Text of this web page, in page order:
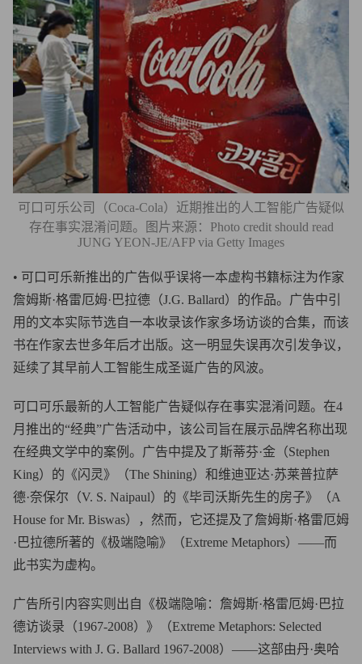
可口可乐公司（Coca-Cola）近期推出的人工智能广告疑似
存在事实混淆问题。图片来源：Photo credit should read
JUNG YEON-JE/AFP via Getty Images
• 可口可乐新推出的广告似乎误将一本虚构书籍标注为作家
詹姆斯·格雷厄姆·巴拉德（J.G. Ballard）的作品。广告中引
用的文本实际节选自一本收录该作家多场访谈的合集，而该
书在作家去世多年后才出版。这一明显失误再次引发争议，
延续了其早前人工智能生成圣诞广告的风波。
可口可乐最新的人工智能广告疑似存在事实混淆问题。在4
月推出的“经典”广告活动中，该公司旨在展示品牌名称出现
在经典文学中的案例。广告中提及了斯蒂芬·金（Stephen
King）的《闪灵》（The Shining）和维迪亚达·苏莱普拉萨
德·奈保尔（V. S. Naipaul）的《毕司沃斯先生的房子》（A
House for Mr. Biswas），然而，它还提及了詹姆斯·格雷厄姆
·巴拉德所著的《极端隐喻》（Extreme Metaphors）——而
此书实为虚构。
广告所引内容实则出自《极端隐喻：詹姆斯·格雷厄姆·巴拉
德访谈录（1967-2008）》（Extreme Metaphors: Selected
Interviews with J. G. Ballard 1967-2008）——这部由丹·奥哈